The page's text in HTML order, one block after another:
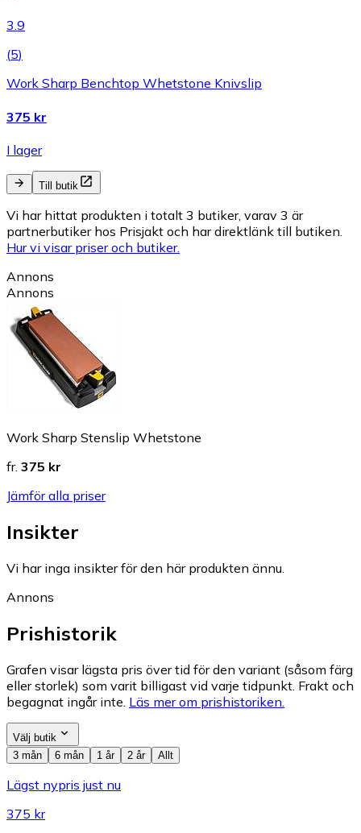
3.9
(5)
Work Sharp Benchtop Whetstone Knivslip
375 kr
I lager
Till butik
Vi har hittat produkten i totalt 3 butiker, varav 3 är
partnerbutiker hos Prisjakt och har direktlänk till butiken.
Hur vi visar priser och butiker.
Annons
Annons
Work Sharp Stenslip Whetstone
fr. 375 kr
Jämför alla priser
Insikter
Vi har inga insikter för den här produkten ännu.
Annons
Prishistorik
Grafen visar lägsta pris över tid för den variant (såsom färg
eller storlek) som varit billigast vid varje tidpunkt. Frakt och
begagnat ingår inte. Läs mer om prishistoriken.
Välj butik
3 mån
6 mån 1 år 2 år Allt
Lägst nypris just nu
375 kr